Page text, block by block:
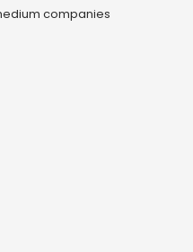
companies